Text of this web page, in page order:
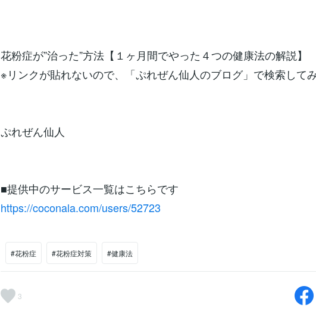
花粉症が”治った”方法【１ヶ月間でやった４つの健康法の解説】
※リンクが貼れないので、「ぷれぜん仙人のブログ」で検索して
ぷれぜん仙人
■提供中のサービス一覧はこちらです
https://coconala.com/users/52723
#花粉症 #花粉症対策 #健康法
3